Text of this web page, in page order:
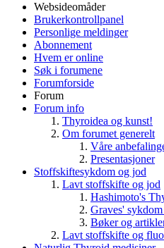
Websideomåder
Brukerkontrollpanel
Personlige meldinger
Abonnement
Hvem er online
Søk i forumene
Forumforside
Forum
Forum info
Thyroidea og kunst!
Om forumet generelt
Våre
Presentasjoner
Stoffskiftesykdom og jod
Lavt stoffskifte og jod
Hashimoto's
Graves'
Bøker og
Lavt stoffskifte og